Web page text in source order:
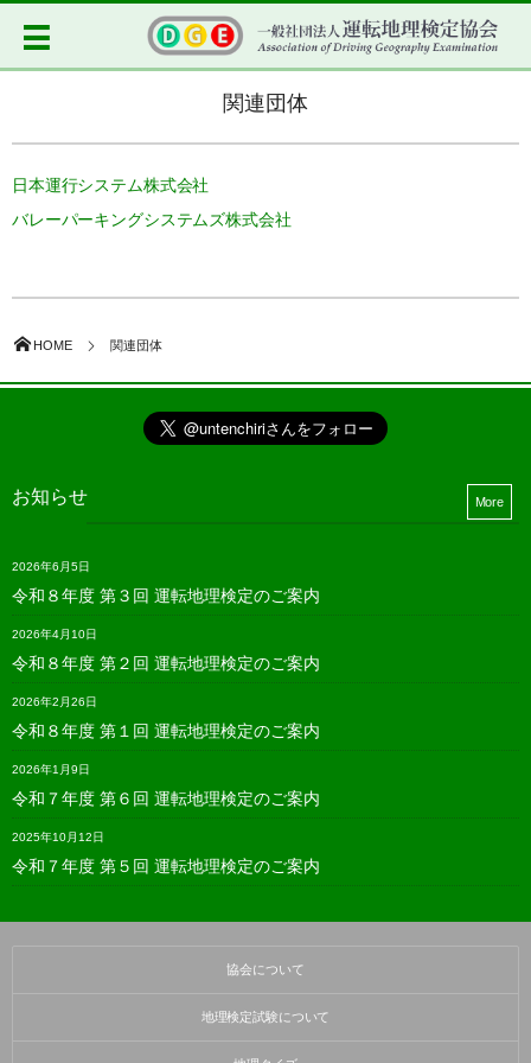
関連団体
日本運行システム株式会社
バレーパーキングシステムズ株式会社
HOME 関連団体
お知らせ
2026年6月5日
令和８年度 第３回 運転地理検定のご案内
2026年4月10日
令和８年度 第２回 運転地理検定のご案内
2026年2月26日
令和８年度 第１回 運転地理検定のご案内
2026年1月9日
令和７年度 第６回 運転地理検定のご案内
2025年10月12日
令和７年度 第５回 運転地理検定のご案内
More
協会について
地理検定試験について